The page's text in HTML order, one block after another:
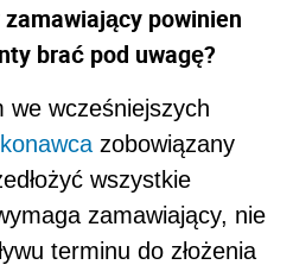
powinien
brać pod uwagę?
we wcześniejszych
zobowiązany
wszystkie
zamawiający, nie
terminu do złożenia